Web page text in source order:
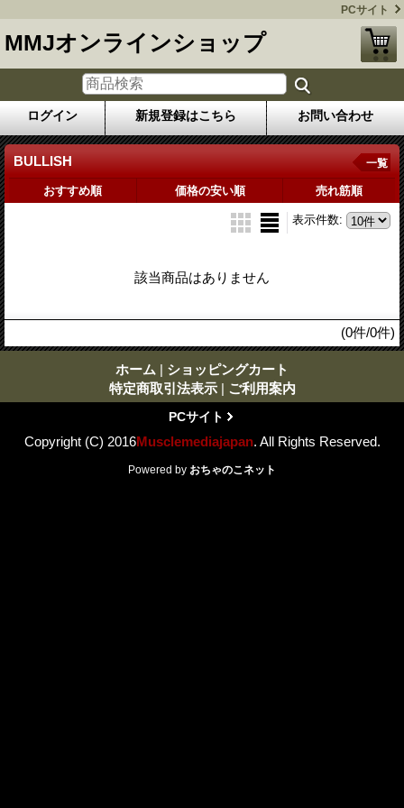
PCサイト
MMJオンラインショップ
ログイン 新規登録はこちら お問い合わせ
BULLISH 一覧
おすすめ順 価格の安い順 売れ筋順
表示件数:
該当商品はありません
(0件/0件)
ホーム | ショッピングカート
特定商取引法表示 | ご利用案内
PCサイト
Copyright (C) 2016Musclemediajapan. All Rights Reserved.
Powered by おちゃのこネット